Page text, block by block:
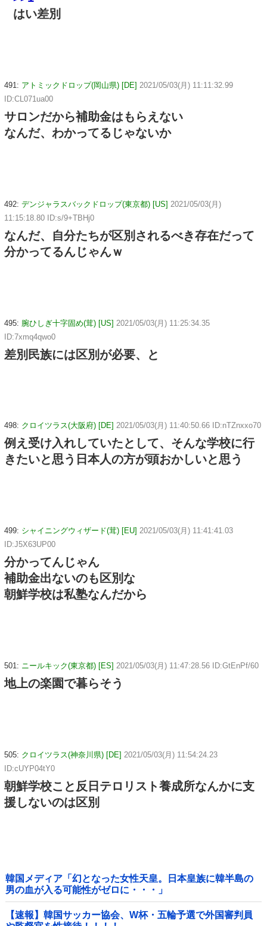
はい差別
491: アトミックドロップ(岡山県) [DE] 2021/05/03(月) 11:11:32.99
ID:CL071ua00
サロンだから補助金はもらえない
なんだ、わかってるじゃないか
492: デンジャラスバックドロップ(東京都) [US] 2021/05/03(月)
11:15:18.80 ID:s/9+TBHj0
なんだ、自分たちが区別されるべき存在だって
分かってるんじゃんｗ
495: 腕ひしぎ十字固め(茸) [US] 2021/05/03(月) 11:25:34.35
ID:7xmq4qwo0
差別民族には区別が必要、と
498: クロイツラス(大阪府) [DE] 2021/05/03(月) 11:40:50.66 ID:nTZnxxo70
例え受け入れしていたとして、そんな学校に行
きたいと思う日本人の方が頭おかしいと思う
499: シャイニングウィザード(茸) [EU] 2021/05/03(月) 11:41:41.03
ID:J5X63UP00
分かってんじゃん
補助金出ないのも区別な
朝鮮学校は私塾なんだから
501: ニールキック(東京都) [ES] 2021/05/03(月) 11:47:28.56 ID:GtEnPf/60
地上の楽園で暮らそう
505: クロイツラス(神奈川県) [DE] 2021/05/03(月) 11:54:24.23
ID:cUYP04tY0
朝鮮学校こと反日テロリスト養成所なんかに支
援しないのは区別
韓国メディア「幻となった女性天皇。日本皇族に韓半島の
男の血が入る可能性がゼロに・・・」
【速報】韓国サッカー協会、W杯・五輪予選で外国審判員